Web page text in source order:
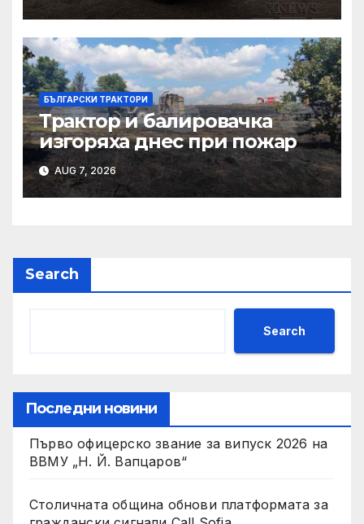
БЪЛГАРСКИ ТРАКТОРИ
Трактор и балировачка
изгоряха днес при пожар
AUG 7, 2026
Search
Search
Последни новини
Първо офицерско звание за випуск 2026 на
ВВМУ „Н. Й. Вапцаров“
Столичната община обнови платформата за